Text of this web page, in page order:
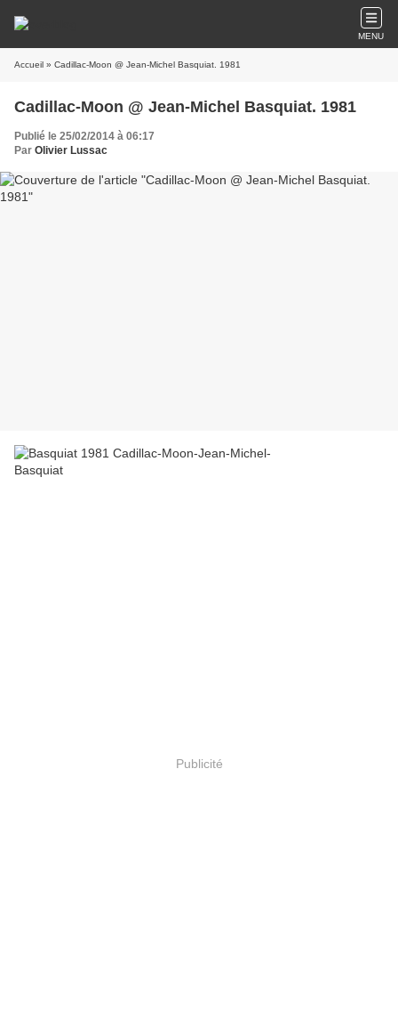
MENU
Accueil » Cadillac-Moon @ Jean-Michel Basquiat. 1981
Cadillac-Moon @ Jean-Michel Basquiat. 1981
Publié le 25/02/2014 à 06:17
Par Olivier Lussac
Publicité